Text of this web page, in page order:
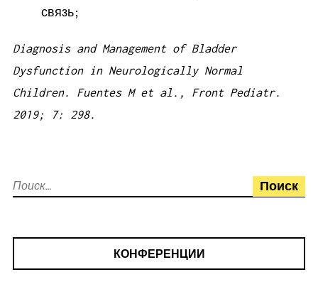
связь;
Diagnosis and Management of Bladder
Dysfunction in Neurologically Normal
Children. Fuentes M et al., Front Pediatr.
2019; 7: 298.
Найти:
КОНФЕРЕНЦИИ